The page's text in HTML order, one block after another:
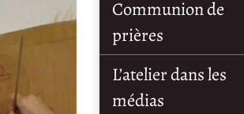
Communion de
prières
L’atelier dans les
médias